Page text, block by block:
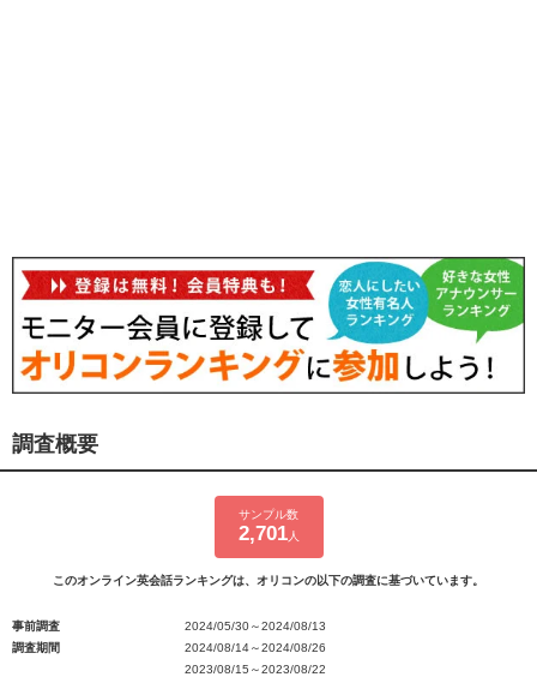
調査概要
サンプル数
2,701人
このオンライン英会話ランキングは、オリコンの以下の調査に基づいています。
事前調査
2024/05/30～2024/08/13
調査期間
2024/08/14～2024/08/26
2023/08/15～2023/08/22